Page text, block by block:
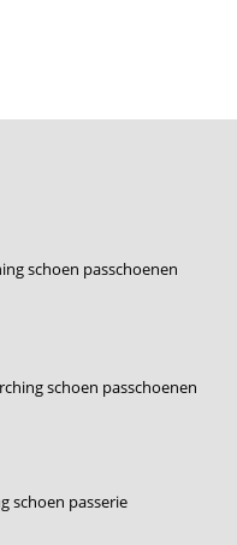
schoen passchoenen
schoen passchoenen
schoen passerie